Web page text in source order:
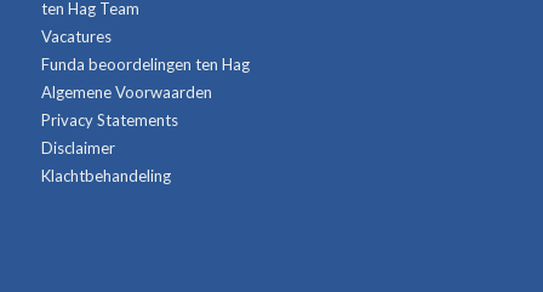
ten Hag Team
Vacatures
Funda beoordelingen ten Hag
Algemene Voorwaarden
Privacy Statements
Disclaimer
Klachtbehandeling